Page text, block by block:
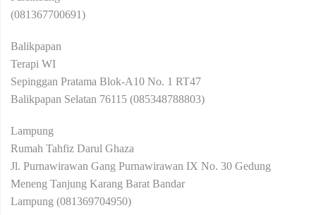
(081367700691)
Balikpapan
Terapi WI
Sepinggan Pratama Blok-A10 No. 1 RT47
Balikpapan Selatan 76115 (085348788803)
Lampung
Rumah Tahfiz Darul Ghaza
Jl. Purnawirawan Gang Purnawirawan IX No. 30 Gedung
Meneng Tanjung Karang Barat Bandar
Lampung (081369704950)